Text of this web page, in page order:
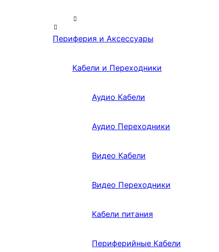
Периферия и Аксессуары
Кабели и Переходники
Аудио Кабели
Аудио Переходники
Видео Кабели
Видео Переходники
Кабели питания
Периферийные Кабели